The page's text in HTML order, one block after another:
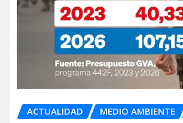
ACTUALIDAD MEDIO AMBIENTE